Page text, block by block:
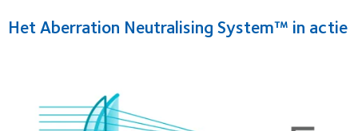
Het Aberration Neutralising System™ in actie